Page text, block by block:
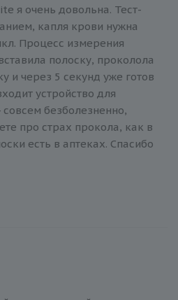
я очень довольна. Тест-
капля крови нужна
Процесс измерения
полоску, проколола
и через 5 секунд уже готов
устройство для
безболезненно,
про страх прокола, как в
есть в аптеках. Спасибо